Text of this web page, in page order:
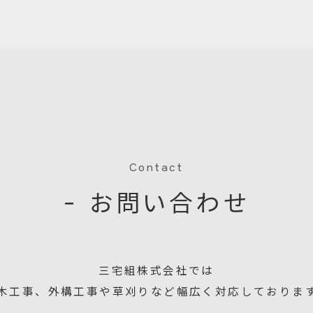
Contact
− お問い合わせ
三宅組株式会社では
工事、外構工事や草刈りなど幅広く対応しておりま